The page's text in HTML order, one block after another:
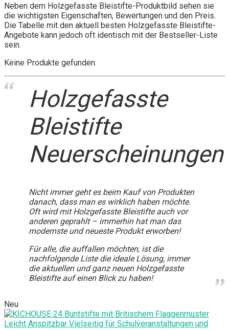
Neben dem Holzgefasste Bleistifte-Produktbild sehen sie
die wichtigsten Eigenschaften, Bewertungen und den Preis.
Die Tabelle mit den aktuell besten Holzgefasste Bleistifte-
Angebote kann jedoch oft identisch mit der Bestseller-Liste
sein.
Keine Produkte gefunden.
Holzgefasste
Bleistifte
Neuerscheinungen
Nicht immer geht es beim Kauf von Produkten
danach, dass man es wirklich haben möchte.
Oft wird mit Holzgefasste Bleistifte auch vor
anderen geprahlt – immerhin hat man das
modernste und neueste Produkt erworben!
Für alle, die auffallen möchten, ist die
nachfolgende Liste die ideale Lösung, immer
die aktuellen und ganz neuen Holzgefasste
Bleistifte auf einen Blick zu haben!
Neu